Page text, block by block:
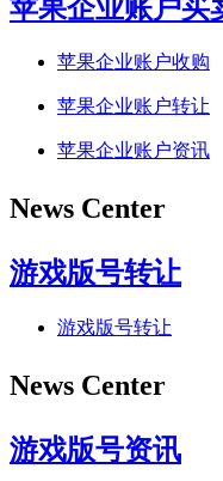
苹果企业账户买
苹果企业账户收购
苹果企业账户转让
苹果企业账户资讯
News Center
游戏版号转让
游戏版号转让
News Center
游戏版号资讯